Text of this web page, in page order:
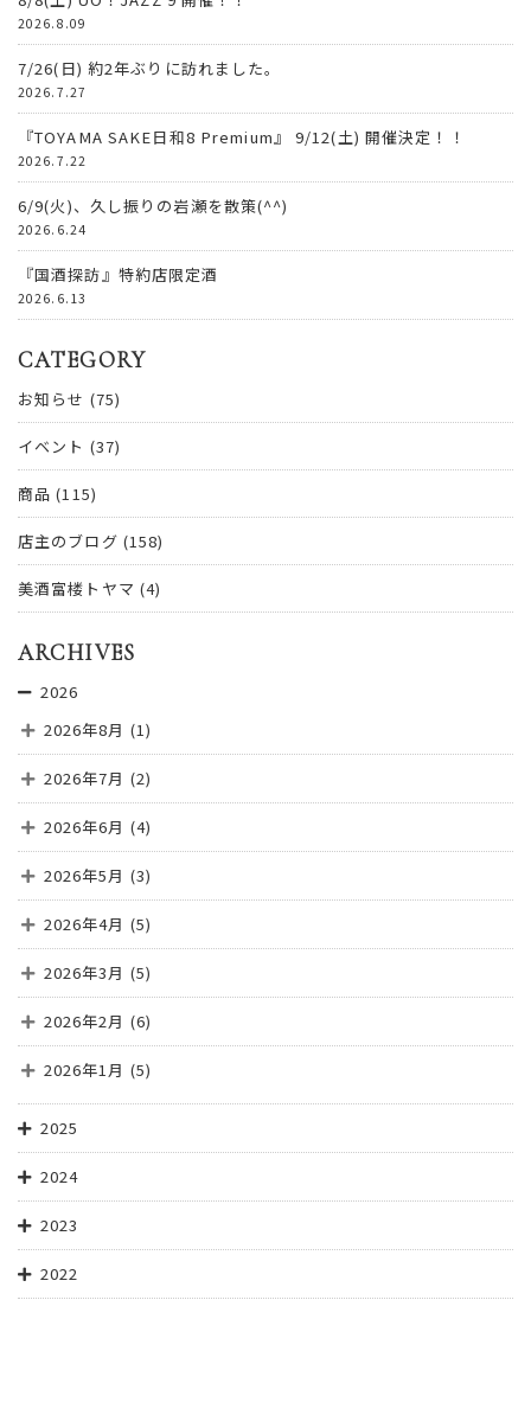
2026.8.09
7/26(日) 約2年ぶりに訪れました。
2026.7.27
『TOYAMA SAKE日和8 Premium』 9/12(土) 開催決定！！
2026.7.22
6/9(火)、久し振りの岩瀬を散策(^^)
2026.6.24
『国酒探訪』特約店限定酒
2026.6.13
CATEGORY
お知らせ (75)
イベント (37)
商品 (115)
店主のブログ (158)
美酒富楼トヤマ (4)
ARCHIVES
2026
2026年8月 (1)
2026年7月 (2)
2026年6月 (4)
2026年5月 (3)
2026年4月 (5)
2026年3月 (5)
2026年2月 (6)
2026年1月 (5)
2025
2024
2023
2022